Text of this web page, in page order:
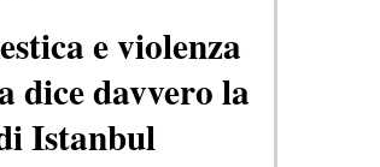
e violenza
dice davvero la
Istanbul